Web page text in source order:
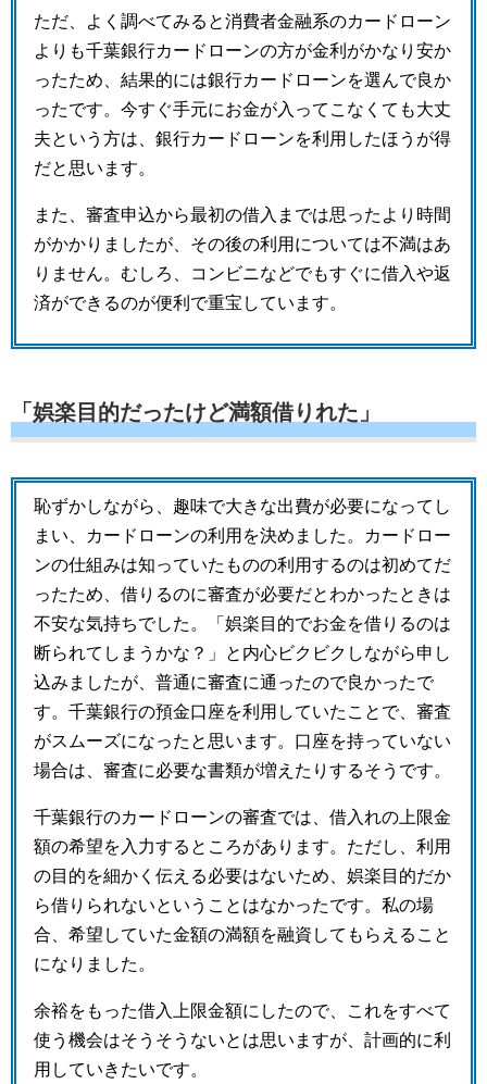
ただ、よく調べてみると消費者金融系のカードローン
よりも千葉銀行カードローンの方が金利がかなり安か
ったため、結果的には銀行カードローンを選んで良か
ったです。今すぐ手元にお金が入ってこなくても大丈
夫という方は、銀行カードローンを利用したほうが得
だと思います。
また、審査申込から最初の借入までは思ったより時間
がかかりましたが、その後の利用については不満はあ
りません。むしろ、コンビニなどでもすぐに借入や返
済ができるのが便利で重宝しています。
「娯楽目的だったけど満額借りれた」
恥ずかしながら、趣味で大きな出費が必要になってし
まい、カードローンの利用を決めました。カードロー
ンの仕組みは知っていたものの利用するのは初めてだ
ったため、借りるのに審査が必要だとわかったときは
不安な気持ちでした。「娯楽目的でお金を借りるのは
断られてしまうかな？」と内心ビクビクしながら申し
込みましたが、普通に審査に通ったので良かったで
す。千葉銀行の預金口座を利用していたことで、審査
がスムーズになったと思います。口座を持っていない
場合は、審査に必要な書類が増えたりするそうです。
千葉銀行のカードローンの審査では、借入れの上限金
額の希望を入力するところがあります。ただし、利用
の目的を細かく伝える必要はないため、娯楽目的だか
ら借りられないということはなかったです。私の場
合、希望していた金額の満額を融資してもらえること
になりました。
余裕をもった借入上限金額にしたので、これをすべて
使う機会はそうそうないとは思いますが、計画的に利
用していきたいです。